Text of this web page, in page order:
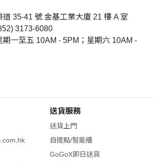
35-41 號 金基工業大廈 21 樓 A 室
3173-6080
一至五 10AM - 5PM；星期六 10AM -
送貨服務
送貨上門
自提點/智能櫃
GoGoX即日送貨